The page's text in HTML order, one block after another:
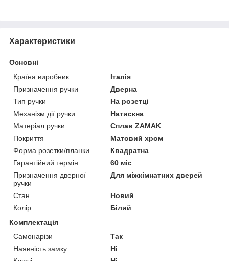
Характеристики
Основні
Країна виробник
Італія
Призначення ручки
Дверна
Тип ручки
На розетці
Механізм дії ручки
Натискна
Матеріал ручки
Сплав ZAMAK
Покриття
Матовий хром
Форма розетки/планки
Квадратна
Гарантійний термін
60 міс
Призначення дверної
ручки
Для міжкімнатних дверей
Стан
Новий
Колір
Білий
Комплектація
Самонарізи
Так
Наявність замку
Ні